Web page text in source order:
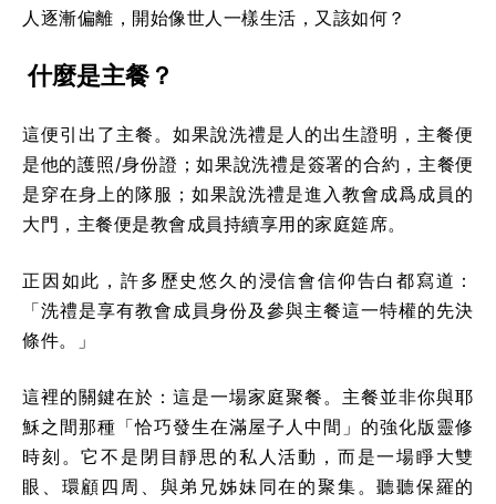
人逐漸偏離，開始像世人一樣生活，又該如何？
什麼是主餐？
這便引出了主餐。如果說洗禮是人的出生證明，主餐便
是他的護照/身份證；如果說洗禮是簽署的合約，主餐便
是穿在身上的隊服；如果說洗禮是進入教會成爲成員的
大門，主餐便是教會成員持續享用的家庭筵席。
正因如此，許多歷史悠久的浸信會信仰告白都寫道：
「洗禮是享有教會成員身份及參與主餐這一特權的先決
條件。」
這裡的關鍵在於：這是一場家庭聚餐。主餐並非你與耶
穌之間那種「恰巧發生在滿屋子人中間」的強化版靈修
時刻。它不是閉目靜思的私人活動，而是一場睜大雙
眼、環顧四周、與弟兄姊妹同在的聚集。聽聽保羅的